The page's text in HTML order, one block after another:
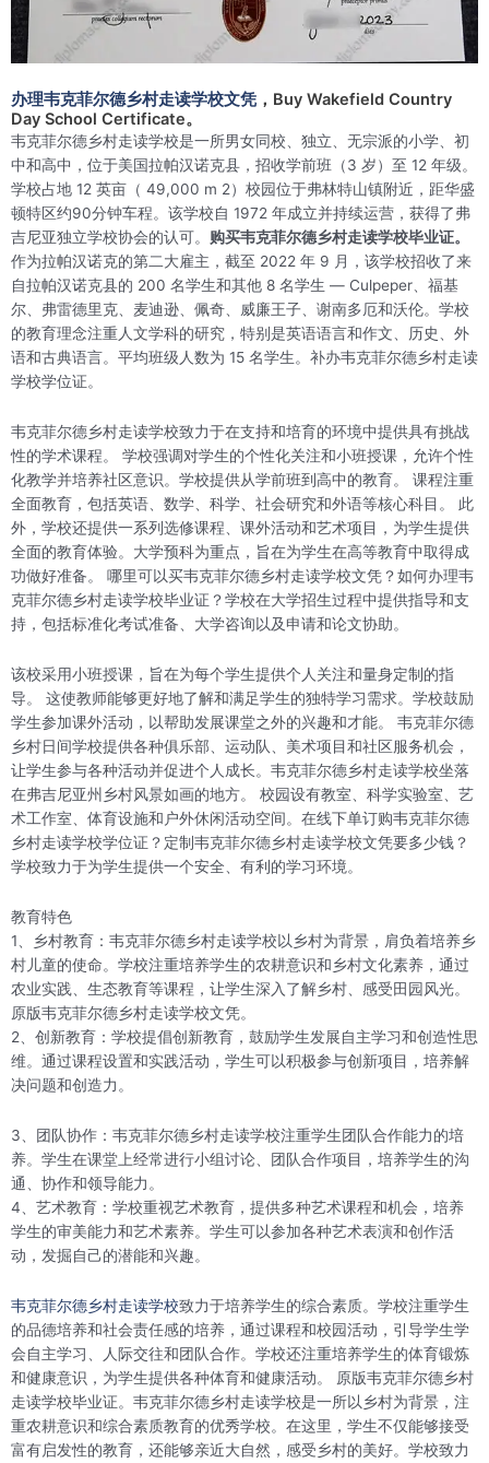
办理韦克菲尔德乡村走读学校文凭 ，Buy Wakefield Country
Day School Certificate。
韦克菲尔德乡村走读学校是一所男女同校、独立、无宗派的小学、初
中和高中，位于美国拉帕汉诺克县，招收学前班（3 岁）至 12 年级。
学校占地 12 英亩（ 49,000 m 2）校园位于弗林特山镇附近，距华盛
顿特区约90分钟车程。该学校自 1972 年成立并持续运营，获得了弗
吉尼亚独立学校协会的认可。 购买韦克菲尔德乡村走读学校毕业证。
作为拉帕汉诺克的第二大雇主，截至 2022 年 9 月，该学校招收了来
自拉帕汉诺克县的 200 名学生和其他 8 名学生 — Culpeper、福基
尔、弗雷德里克、麦迪逊、佩奇、威廉王子、谢南多厄和沃伦。学校
的教育理念注重人文学科的研究，特别是英语语言和作文、历史、外
语和古典语言。平均班级人数为 15 名学生。补办韦克菲尔德乡村走读
学校学位证。
韦克菲尔德乡村走读学校致力于在支持和培育的环境中提供具有挑战
性的学术课程。 学校强调对学生的个性化关注和小班授课，允许个性
化教学并培养社区意识。学校提供从学前班到高中的教育。 课程注重
全面教育，包括英语、数学、科学、社会研究和外语等核心科目。 此
外，学校还提供一系列选修课程、课外活动和艺术项目，为学生提供
全面的教育体验。大学预科为重点，旨在为学生在高等教育中取得成
功做好准备。 哪里可以买韦克菲尔德乡村走读学校文凭？如何办理韦
克菲尔德乡村走读学校毕业证？学校在大学招生过程中提供指导和支
持，包括标准化考试准备、大学咨询以及申请和论文协助。
该校采用小班授课，旨在为每个学生提供个人关注和量身定制的指
导。 这使教师能够更好地了解和满足学生的独特学习需求。学校鼓励
学生参加课外活动，以帮助发展课堂之外的兴趣和才能。 韦克菲尔德
乡村日间学校提供各种俱乐部、运动队、美术项目和社区服务机会，
让学生参与各种活动并促进个人成长。韦克菲尔德乡村走读学校坐落
在弗吉尼亚州乡村风景如画的地方。 校园设有教室、科学实验室、艺
术工作室、体育设施和户外休闲活动空间。在线下单订购韦克菲尔德
乡村走读学校学位证？定制韦克菲尔德乡村走读学校文凭要多少钱？
学校致力于为学生提供一个安全、有利的学习环境。
教育特色
1、乡村教育：韦克菲尔德乡村走读学校以乡村为背景，肩负着培养乡
村儿童的使命。学校注重培养学生的农耕意识和乡村文化素养，通过
农业实践、生态教育等课程，让学生深入了解乡村、感受田园风光。
原版韦克菲尔德乡村走读学校文凭。
2、创新教育：学校提倡创新教育，鼓励学生发展自主学习和创造性思
维。通过课程设置和实践活动，学生可以积极参与创新项目，培养解
决问题和创造力。
3、团队协作：韦克菲尔德乡村走读学校注重学生团队合作能力的培
养。学生在课堂上经常进行小组讨论、团队合作项目，培养学生的沟
通、协作和领导能力。
4、艺术教育：学校重视艺术教育，提供多种艺术课程和机会，培养
学生的审美能力和艺术素养。学生可以参加各种艺术表演和创作活
动，发掘自己的潜能和兴趣。
韦克菲尔德乡村走读学校致力于培养学生的综合素质。学校注重学生
的品德培养和社会责任感的培养，通过课程和校园活动，引导学生学
会自主学习、人际交往和团队合作。学校还注重培养学生的体育锻炼
和健康意识，为学生提供各种体育和健康活动。 原版韦克菲尔德乡村
走读学校毕业证。韦克菲尔德乡村走读学校是一所以乡村为背景，注
重农耕意识和综合素质教育的优秀学校。在这里，学生不仅能够接受
富有启发性的教育，还能够亲近大自然，感受乡村的美好。学校致力